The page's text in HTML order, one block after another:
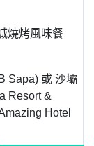
燒烤風味餐
Sapa) 或 沙壩
Resort &
Hotel